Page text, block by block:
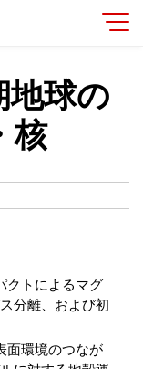
地球の
核
クトによるマグ
分離、および初
面環境のつなが